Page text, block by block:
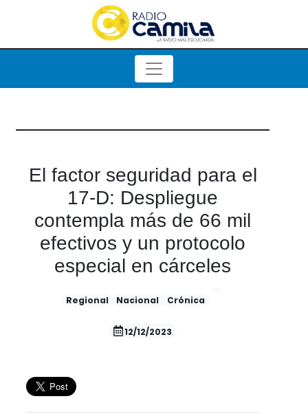
El factor seguridad para el
17-D: Despliegue
contempla más de 66 mil
efectivos y un protocolo
especial en cárceles
Regional Nacional Crónica
12/12/2023